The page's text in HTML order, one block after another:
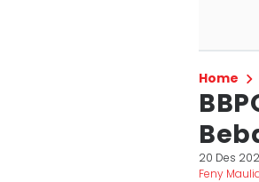
Home
20 Des
Feny